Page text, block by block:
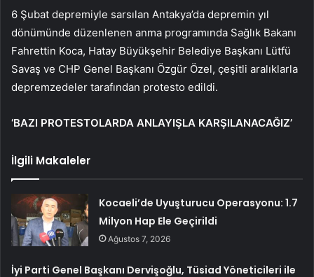
6 Şubat depremiyle sarsılan Antakya’da depremin yıl
dönümünde düzenlenen anma programında Sağlık Bakanı
Fahrettin Koca, Hatay Büyükşehir Belediye Başkanı Lütfü
Savaş ve CHP Genel Başkanı Özgür Özel, çeşitli aralıklarla
depremzedeler tarafından protesto edildi.
‘BAZI PROTESTOLARDA ANLAYIŞLA KARŞILANACAĞIZ’
İlgili Makaleler
Kocaeli’de Uyuşturucu Operasyonu: 1.7
Milyon Hap Ele Geçirildi
Ağustos 7, 2026
İyi Parti Genel Başkanı Dervişoğlu, Tüsiad Yöneticileri ile